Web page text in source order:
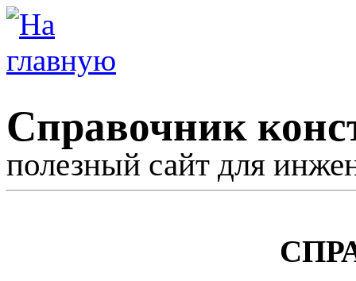
Справочник
полезный сайт для